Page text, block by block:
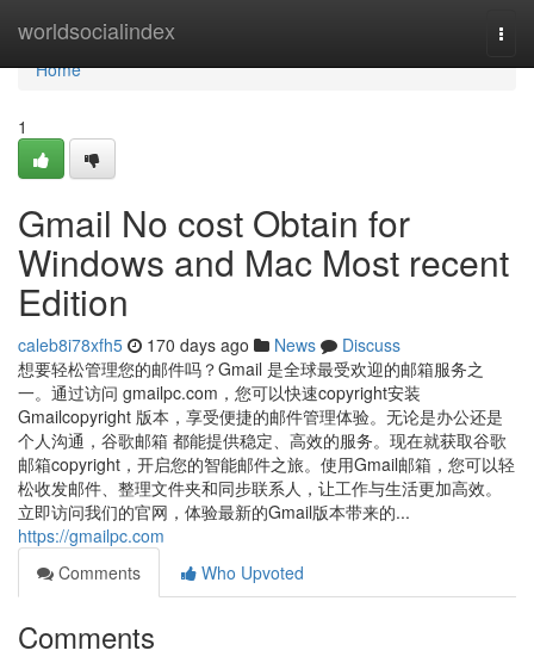
worldsocialindex
Home
Home
1
Gmail No cost Obtain for
Windows and Mac Most recent
Edition
caleb8i78xfh5 170 days ago News
Discuss
想要轻松管理您的邮件吗？Gmail 是全球最受欢迎的邮箱服务之
一。通过访问 gmailpc.com，您可以快速copyright安装
Gmailcopyright 版本，享受便捷的邮件管理体验。无论是办公还是
个人沟通，谷歌邮箱 都能提供稳定、高效的服务。现在就获取谷歌
邮箱copyright，开启您的智能邮件之旅。使用Gmail邮箱，您可以轻
松收发邮件、整理文件夹和同步联系人，让工作与生活更加高效。
立即访问我们的官网，体验最新的Gmail版本带来的...
https://gmailpc.com
Comments
Who Upvoted
Comments